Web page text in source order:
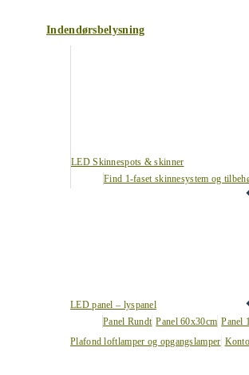
Indendørsbelysning
LED Skinnespots & skinner
Find 1-faset skinnesystem og
LED panel – lyspanel
Panel Rundt Panel 60x30cm Panel
Plafond loftlamper og opgangslamper